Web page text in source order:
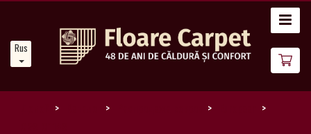
Russian
Главная
Новости